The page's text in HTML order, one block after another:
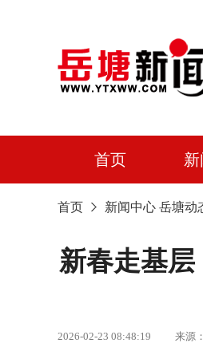
首页
首页 新闻中心 岳塘动
新春走基
2026-02-23 08:48:19 来源